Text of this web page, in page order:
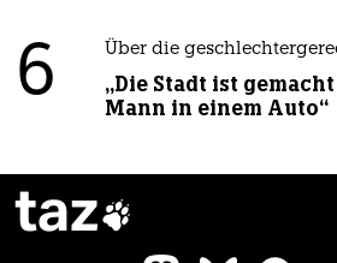
6 Über die
„Die Stadt ist
Mann in einem Auto“
taz